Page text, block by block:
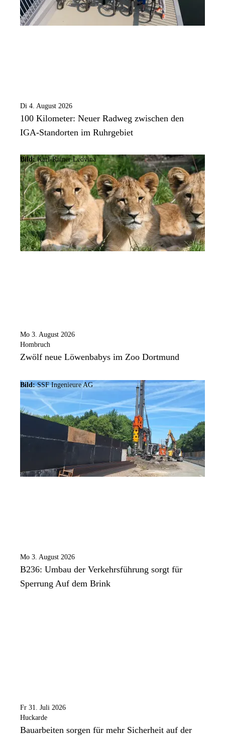
Di 4. August 2026
100 Kilometer: Neuer Radweg zwischen den
IGA-Standorten im Ruhrgebiet
Bild: Karl-Rainer Ledvina
Mo 3. August 2026
Hombruch
Zwölf neue Löwenbabys im Zoo Dortmund
Bild: SSF Ingenieure AG
Mo 3. August 2026
B236: Umbau der Verkehrsführung sorgt für
Sperrung Auf dem Brink
Fr 31. Juli 2026
Huckarde
Bauarbeiten sorgen für mehr Sicherheit auf der